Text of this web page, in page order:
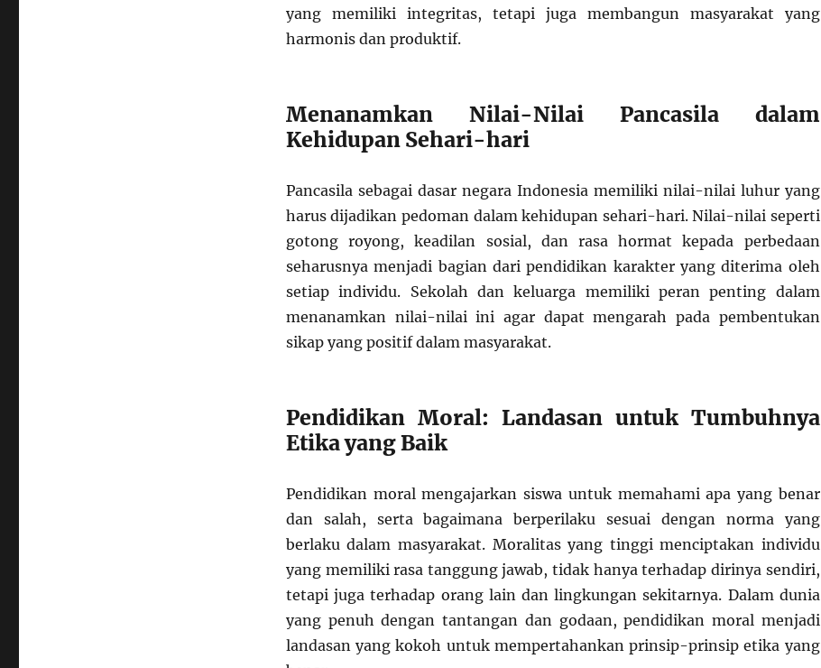
yang memiliki integritas, tetapi juga membangun masyarakat yang
harmonis dan produktif.
Menanamkan Nilai-Nilai Pancasila dalam
Kehidupan Sehari-hari
Pancasila sebagai dasar negara Indonesia memiliki nilai-nilai luhur yang
harus dijadikan pedoman dalam kehidupan sehari-hari. Nilai-nilai seperti
gotong royong, keadilan sosial, dan rasa hormat kepada perbedaan
seharusnya menjadi bagian dari pendidikan karakter yang diterima oleh
setiap individu. Sekolah dan keluarga memiliki peran penting dalam
menanamkan nilai-nilai ini agar dapat mengarah pada pembentukan
sikap yang positif dalam masyarakat.
Pendidikan Moral: Landasan untuk Tumbuhnya
Etika yang Baik
Pendidikan moral mengajarkan siswa untuk memahami apa yang benar
dan salah, serta bagaimana berperilaku sesuai dengan norma yang
berlaku dalam masyarakat. Moralitas yang tinggi menciptakan individu
yang memiliki rasa tanggung jawab, tidak hanya terhadap dirinya sendiri,
tetapi juga terhadap orang lain dan lingkungan sekitarnya. Dalam dunia
yang penuh dengan tantangan dan godaan, pendidikan moral menjadi
landasan yang kokoh untuk mempertahankan prinsip-prinsip etika yang